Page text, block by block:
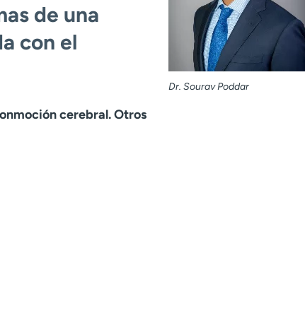
Dr. Sourav Poddar
de una
con el
cerebral. Otros